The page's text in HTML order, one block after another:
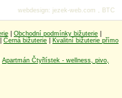
Obchodní podmínky bižuterie
Černá bižuterie
Kvalitní bižuterie přímo
Apartmán Čtyřlístek - wellness, pivo,
webdesign: jezek-web.com , BTC